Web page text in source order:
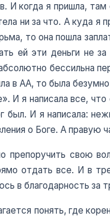
И когда я пришла,
ни за что. А куда я
то она пошла
ей эти деньги не
бессильна
в АА, то была
И я написала все,
был. И я написала:
о Боге. А правую
препоручить свою
отдать все. И в
в благодарность за
понять, где